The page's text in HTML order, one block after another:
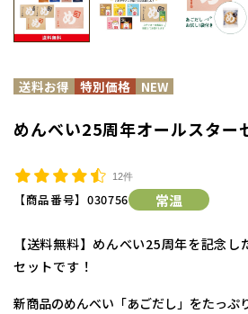
めんべい25周年オールスター
12件
【商品番号】 030756 常温
【送料無料】めんべい25周年を記念
セットです！
新商品のめんべい「あごだし」をたっぷ